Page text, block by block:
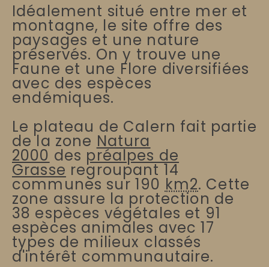
Idéalement situé entre mer et
montagne, le site offre des
paysages et une nature
préservés. On y trouve une
Faune et une Flore diversifiées
avec des espèces
endémiques.
Le plateau de Calern fait partie
de la zone Natura
2000 des préalpes de
Grasse regroupant 14
communes sur 190 km2. Cette
zone assure la protection de
38 espèces végétales et 91
espèces animales avec 17
types de milieux classés
d'intérêt communautaire.